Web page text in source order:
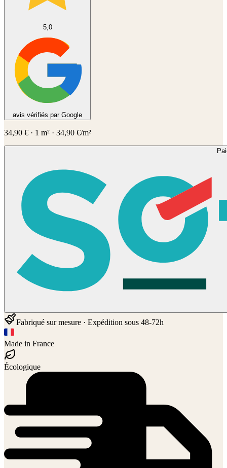
5,0
avis vérifiés par Google
34,90 € · 1 m² · 34,90 €/m²
Fabriqué sur mesure · Expédition sous 48-72h
Made in France
Écologique